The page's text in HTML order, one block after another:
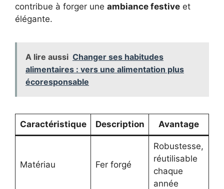
contribue à forger une ambiance festive et
élégante.
A lire aussi Changer ses habitudes
alimentaires : vers une alimentation plus
écoresponsable
Caractéristique Description Avantage
Matériau Fer forgé
Robustesse,
réutilisable
chaque
année